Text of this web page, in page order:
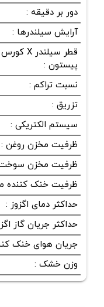
دور بر دقیقه :
آرایش سیلندرها :
قطر سیلندر X کورس
پیستون :
نسبت تراکم :
تزریق :
سیستم الکتریکی :
ظرفیت مخزن روغن :
ظرفیت مخزن
ظرفیت خنک کننده
حداکثر دمای اگزوز :
حداکثر جریان گاز
جریان هوای خنک
وزن خشک :